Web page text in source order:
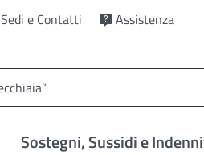
Sedi e Contatti Assistenza
Sostegni, Sussidi e